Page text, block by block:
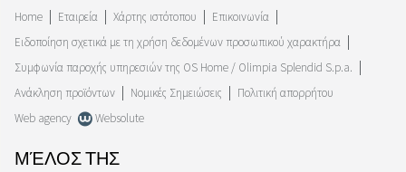
Home
Εταιρεία Χάρτης ιστότοπου
Επικοινωνία
Ειδοποίηση σχετικά με τη χρήση δεδομένων προσωπικού χαρακτήρα
Συμφωνία παροχής υπηρεσιών της OS Home / Olimpia Splendid S.p.a.
Ανάκληση προϊόντων
Νομικές Σημειώσεις
Πολιτική απορρήτου
Web agency
Websolute
ΜΈΛΟΣ ΤΗΣ